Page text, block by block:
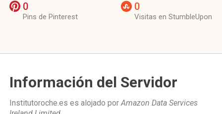
0
Pins de Pinterest
0
Visitas en StumbleUpon
Información del Servidor
Institutoroche.es es alojado porAmazon Data Services